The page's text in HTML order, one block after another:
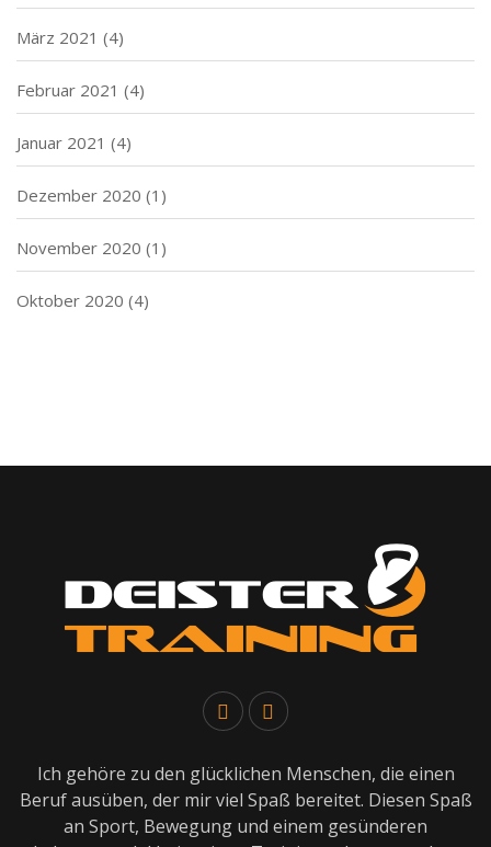
März 2021 (4)
Februar 2021 (4)
Januar 2021 (4)
Dezember 2020 (1)
November 2020 (1)
Oktober 2020 (4)
Ich gehöre zu den glücklichen Menschen, die einen
Beruf ausüben, der mir viel Spaß bereitet. Diesen Spaß
an Sport, Bewegung und einem gesünderen